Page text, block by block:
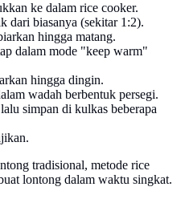
ke dalam rice cooker.
dari biasanya (sekitar 1:2).
hingga matang.
dalam mode "keep warm"
hingga dingin.
wadah berbentuk persegi.
simpan di kulkas beberapa
tradisional, metode rice
lontong dalam waktu singkat.